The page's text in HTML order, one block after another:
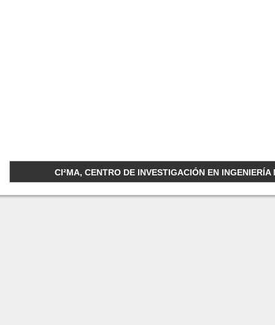
CI²MA, CENTRO DE INVESTIGACIÓN EN